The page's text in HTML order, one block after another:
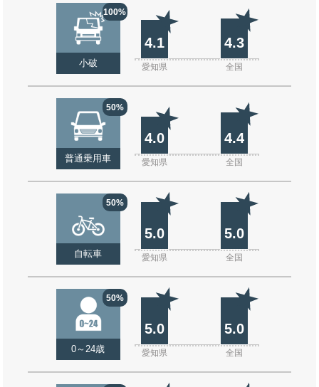
100%
小破
4.1 4.3
愛知県 全国
50%
普通乗用車
4.0 4.4
愛知県 全国
50%
自転車
5.0 5.0
愛知県 全国
50%
0～24歳
5.0 5.0
愛知県 全国